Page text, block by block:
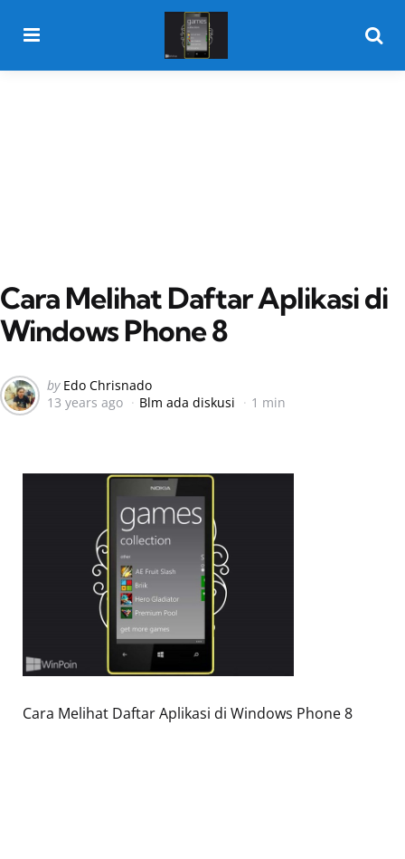
Cara Melihat Daftar Aplikasi di
Windows Phone 8
Posted
by
by Edo Chrisnado
13 years ago
Blm ada diskusi 1 min
Cara Melihat Daftar Aplikasi di Windows Phone 8